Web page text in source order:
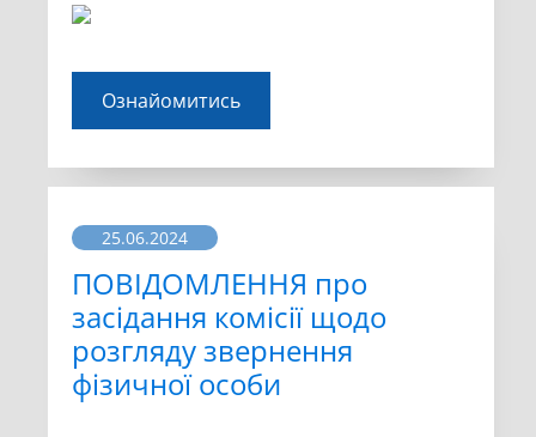
Ознайомитись
25.06.2024
ПОВІДОМЛЕННЯ про
засідання комісії щодо
розгляду звернення
фізичної особи